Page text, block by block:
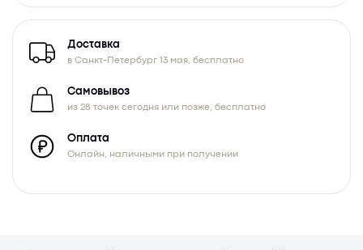
Доставка
в Санкт-Петербург 13 мая, бесплатно
Самовывоз
из 28 точек сегодня или позже, бесплатно
Оплата
Онлайн, наличными при получении